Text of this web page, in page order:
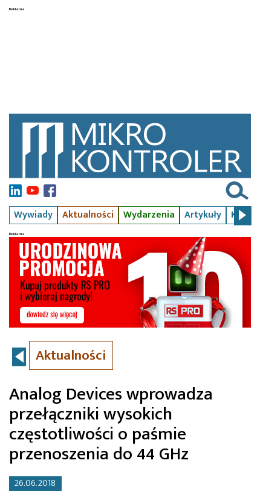
Wywiady Aktualności Wydarzenia Artykuły Kursy
Aktualności
Analog Devices wprowadza
przełączniki wysokich
częstotliwości o paśmie
przenoszenia do 44 GHz
26.06.2018